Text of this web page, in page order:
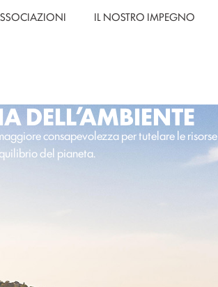
IL NOSTRO IMPEGNO
DELL’AMBIENTE
consapevolezza per tutelare le risorse
del pianeta.